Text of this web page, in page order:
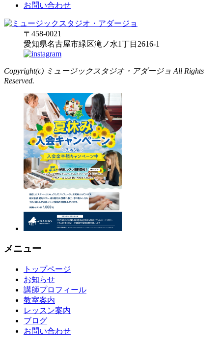
お問い合わせ
〒458-0021
愛知県名古屋市緑区滝ノ水1丁目2616-1
Copyright(c) ミュージックスタジオ・アダージョ All Rights
Reserved.
メニュー
トップページ
お知らせ
講師プロフィール
教室案内
レッスン案内
ブログ
お問い合わせ